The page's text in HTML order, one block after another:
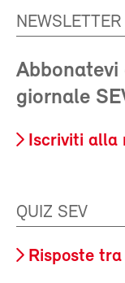
giornale
Iscriviti alla
QUIZ SEV
Risposte